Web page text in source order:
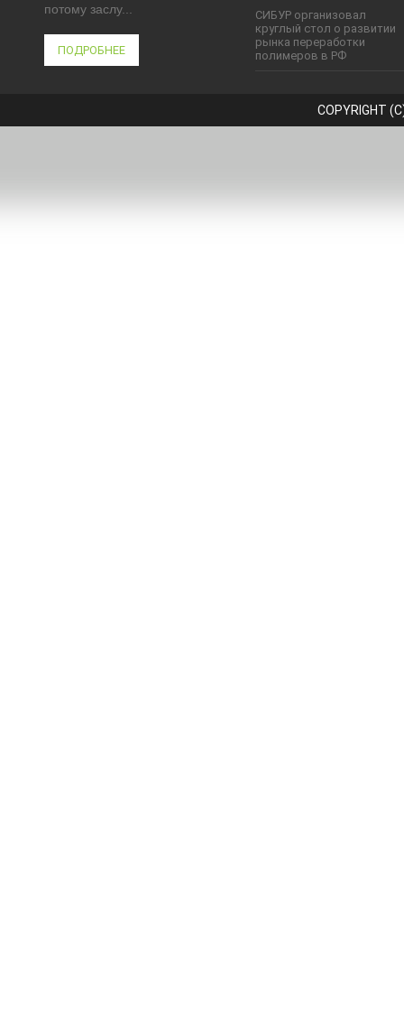
потому заслу...
ПОДРОБНЕЕ
СИБУР организовал
круглый стол о развитии
рынка переработки
полимеров в РФ
COPYRIGHT